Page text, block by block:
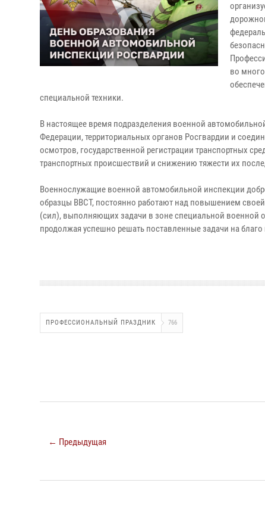
во
специальной техники.
В настоящее время подразделения военной
Федерации, территориальных органов Росгвардии и
осмотров, государственной регистрации транспортных
транспортных происшествий и снижению тяжести их
Военнослужащие военной автомобильной инспекции
образцы ВВСТ, постоянно работают над повышением
(сил), выполняющих задачи в зоне специальной военной
продолжая успешно решать поставленные задачи на благо
ПРОФЕССИОНАЛЬНЫЙ ПРАЗДНИК 766
← Предыдущая